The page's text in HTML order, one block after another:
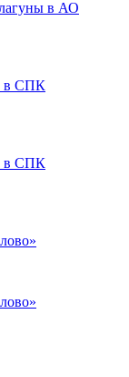
лагуны в АО
в СПК
в СПК